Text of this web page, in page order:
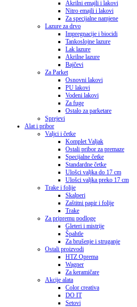
Akrilni emajli i lakovi
Nitro emajli i lakovi
Za specijalne namjene
Lazure za drvo
Impregnacije i biocidi
Tankoslojne lazure
Lak lazure
Akrilne lazure
Bajčevi
Za Parket
Osnovni lakovi
PU lakovi
Vodeni lakovi
Za fuge
Ostalo za parketare
Sprejevi
Alat i pribor
Valjci i četke
Komplet Valjak
Ostali pribor za premaze
Specijalne četke
Standardne četke
Ulošci valjka do 17 cm
Ulošci valjka preko 17 cm
Trake i folije
Skalperi
Zaštitni papir i folije
Trake
Za pripremu podloge
Gleteri i mistrije
Špahtle
Za brušenje i struganje
Ostali proizvodi
HTZ Oprema
Wagner
Za keramičare
Akcije alata
Color creativa
DO IT
Setovi